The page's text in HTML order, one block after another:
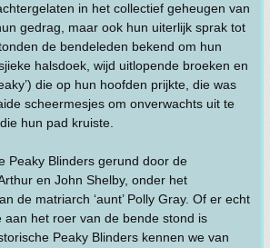
in het collectief geheugen van
gedrag, maar ook hun uiterlijk sprak tot
de bendeleden bekend om hun
halsdoek, wijd uitlopende broeken en
die op hun hoofden prijkte, die was
scheermesjes om onverwachts uit te
hun pad kruiste.
Peaky Blinders gerund door de
en John Shelby, onder het
de matriarch ‘aunt’ Polly Gray. Of er echt
aan het roer van de bende stond is
Peaky Blinders kennen we van